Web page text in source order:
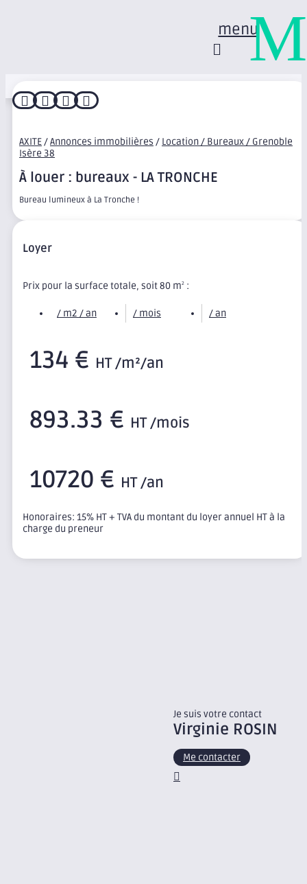
menu
   
AXITE/Annonces immobilières / Location / Bureaux / Grenoble
Isère 38
À louer : bureaux - LA TRONCHE
Bureau lumineux à La Tronche !
Loyer
Prix pour la surface totale, soit 80 m2 :
/ m2 / an / mois / an
134 € HT /m²/an
893.33 € HT /mois
10720 € HT /an
Honoraires: 15% HT + TVA du montant du loyer annuel HT à la
charge du preneur
Je suis votre contact
Virginie ROSIN
Me contacter
M